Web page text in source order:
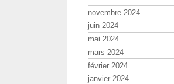
novembre 2024
juin 2024
mai 2024
mars 2024
février 2024
janvier 2024